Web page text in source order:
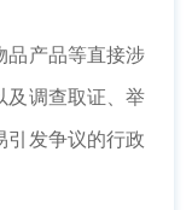
品产品等直接涉
及调查取证、举
引发争议的行政